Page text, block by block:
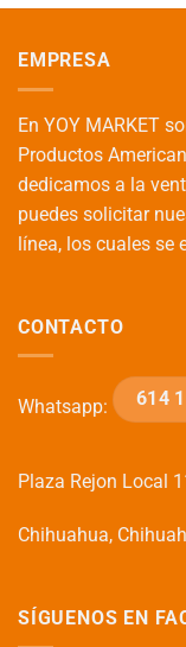
EMPRESA
En YOY MARKET
Productos
dedicamos a la
puedes solicitar
línea, los cuales se
CONTACTO
Whatsapp: 614
Plaza Rejon Local
Chihuahua,
SÍGUENOS EN